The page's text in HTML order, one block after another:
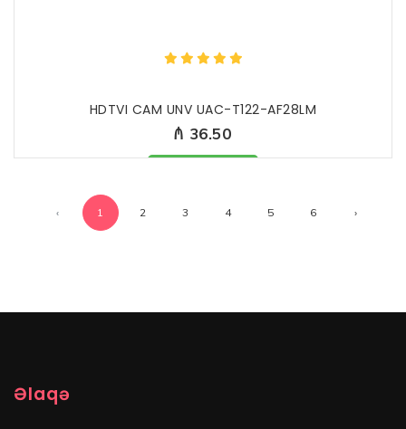
HDTVI CAM UNV UAC-T122-AF28LM
₼ 36.50
Məhsul mövcuddur
‹ 1 2 3 4 5 6 ›
Əlaqə